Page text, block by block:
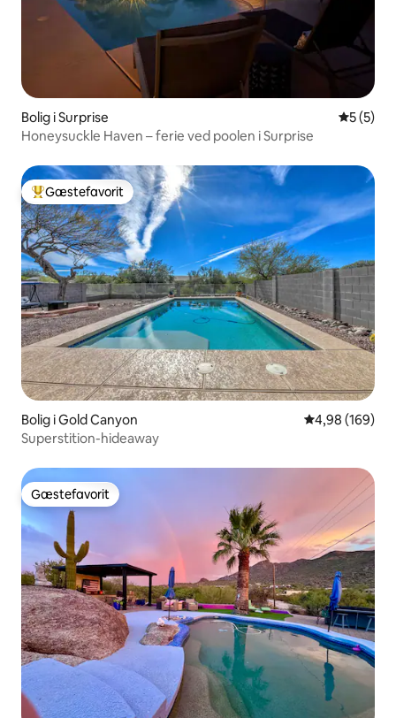
Bolig i Surprise 5 ud af 5
5 (5)
Honeysuckle Haven – ferie ved poolen i Surprise
Bedste gæstefavorit
Gæstefavorit
Bolig i Gold Canyon 4,98 ud af 5 i
4,98 (169)
Superstition-hideaway
Gæstefavorit
Gæstefavorit